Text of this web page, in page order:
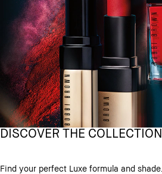
DISCOVER THE COLLECTION
Find your perfect Luxe formula and shade.